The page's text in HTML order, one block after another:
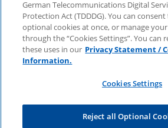
Themen sind
Unternehmen
entscheidend
Weltwirtschaftsforum in Davos:
wichtigsten
German Telecommunications Digital
Protection Act (TDDDG). You can
optional cookies at once, or manage
through the “Cookies Settings”. You can
these uses in our Privacy Statement /
Information.
Cookies Settings
Reject all Optional